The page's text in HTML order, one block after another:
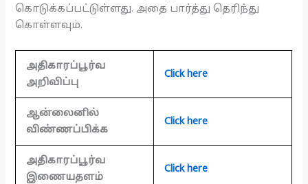
கொடுக்கப்பட்டுள்ளது. அதை பார்த்து தெரிந்து
கொள்ளவும்.
அதிகாரப்பூர்வ
அறிவிப்பு
Click here
ஆன்லைனில்
விண்ணப்பிக்க
Click here
அதிகாரப்பூர்வ
இணையதளம்
Click here